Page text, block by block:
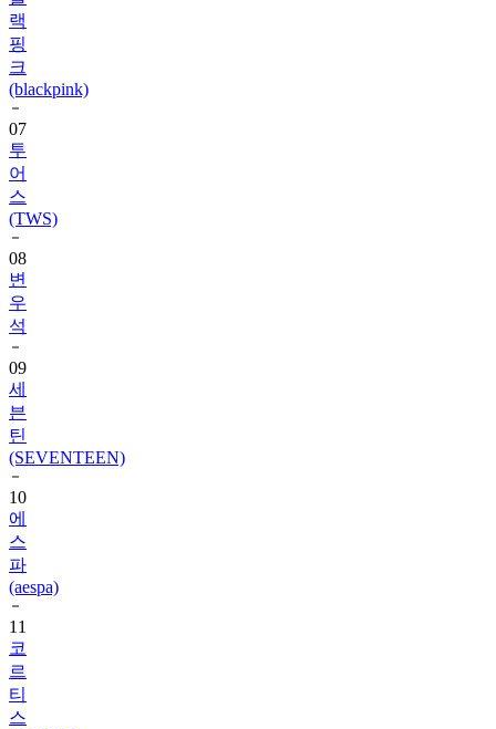
랙
핑
크
(blackpink)
07
투
어
스
(TWS)
08
변
우
석
09
세
븐
틴
(SEVENTEEN)
10
에
스
파
(aespa)
11
코
르
티
스